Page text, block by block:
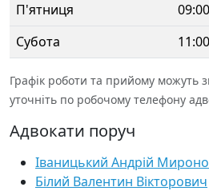
П'ятниця
09:00
Субота
11:00
Графік роботи та прийому можуть
уточніть по робочому телефону
Адвокати поруч
Іваницький Андрій
Білий Валентин Вікторович